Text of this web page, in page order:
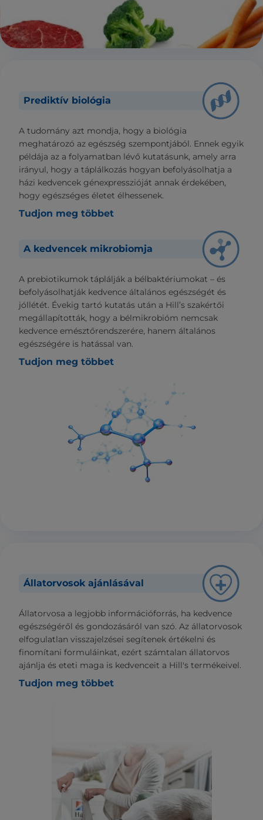
Prediktív biológia
A tudomány azt mondja, hogy a biológia
meghatározó az egészség szempontjából. Ennek egyik
példája az a folyamatban lévő kutatásunk, amely arra
irányul, hogy a táplálkozás hogyan befolyásolhatja a
házi kedvencek génexpresszióját annak érdekében,
hogy egészséges életet élhessenek.
Tudjon meg többet
A kedvencek mikrobiomja
A prebiotikumok táplálják a bélbaktériumokat – és
befolyásolhatják kedvence általános egészségét és
jóllétét. Évekig tartó kutatás után a Hill’s szakértői
megállapították, hogy a bélmikrobióm nemcsak
kedvence emésztőrendszerére, hanem általános
egészségére is hatással van.
Tudjon meg többet
Állatorvosok ajánlásával
Állatorvosa a legjobb információforrás, ha kedvence
egészségéről és gondozásáról van szó. Az állatorvosok
elfogulatlan visszajelzései segítenek értékelni és
finomítani formuláinkat, ezért számtalan állatorvos
ajánlja és eteti maga is kedvenceit a Hill's termékeivel.
Tudjon meg többet